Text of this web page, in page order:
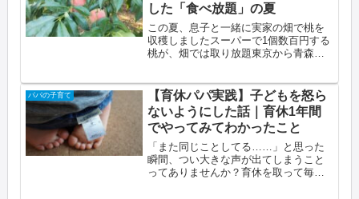
した「食べ放題」の夏
この夏、息子と一緒に実家の畑で桃を
収穫しましたスーパーで1個数百円する
桃が、畑では取り放題東京から青森に
すこの記事でわかること青森の実家で
桃を収穫した体験談3歳の子どもと一...
パパの子育て
【育休パパ実践】子どもを怒ら
ないようにした話｜育休1年間
でやってみてわかったこと
「また同じことしてる……」と思った
瞬間、つい大きな声が出てしまうこと
ってありませんか？育休を取って毎日